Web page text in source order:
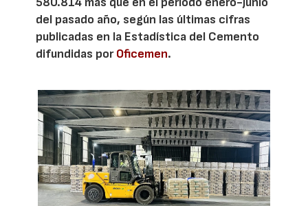
del pasado año, según las últimas cifras
publicadas en la Estadística del Cemento
difundidas porOficemen.